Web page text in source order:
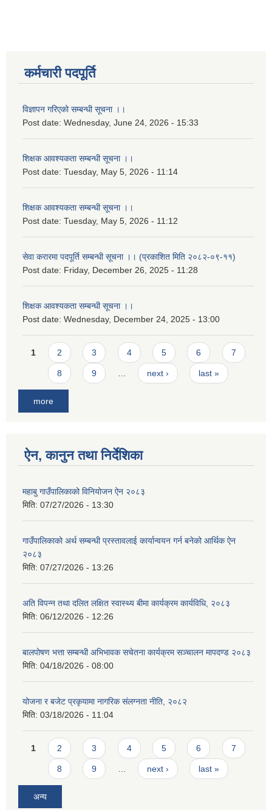
कर्मचारी पदपूर्ति
विज्ञापन गरिएको सम्बन्धी सूचना ।।
Post date: Wednesday, June 24, 2026 - 15:33
शिक्षक आवश्यकता सम्बन्धी सूचना ।।
Post date: Tuesday, May 5, 2026 - 11:14
शिक्षक आवश्यकता सम्बन्धी सूचना ।।
Post date: Tuesday, May 5, 2026 - 11:12
सेवा करारमा पदपूर्ति सम्बन्धी सूचना ।। (प्रकाशित मिति २०८२-०९-११)
Post date: Friday, December 26, 2025 - 11:28
शिक्षक आवश्यकता सम्बन्धी सूचना ।।
Post date: Wednesday, December 24, 2025 - 13:00
Pages
1 2 3 4 5 6 7
8 9 next › last »
more
ऐन, कानुन तथा निर्देशिका
महाबु गाउँपालिकाको विनियोजन ऐन २०८३
मिति: 07/27/2026 - 13:30
गाउँपालिकाको अर्थ सम्बन्धी प्रस्तावलाई कार्यान्वयन गर्न बनेको आर्थिक ऐन
२०८३
मिति: 07/27/2026 - 13:26
अति विपन्न तथा दलित लक्षित स्वास्थ्य बीमा कार्यक्रम कार्यविधि, २०८३
मिति: 06/12/2026 - 12:26
बालपोषण भत्ता सम्बन्धी अभिभावक सचेतना कार्यक्रम सञ्चालन मापदण्ड २०८३
मिति: 04/18/2026 - 08:00
योजना र बजेट प्रकृयामा नागरिक संलग्नता नीति, २०८२
मिति: 03/18/2026 - 11:04
Pages
1 2 3 4 5 6 7
8 9 next › last »
अन्य